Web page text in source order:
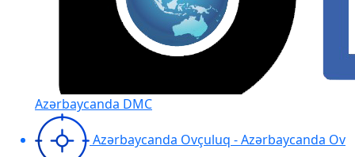
Azərbaycanda DMC
Azərbaycanda Ovçuluq - Azərbaycanda Ov